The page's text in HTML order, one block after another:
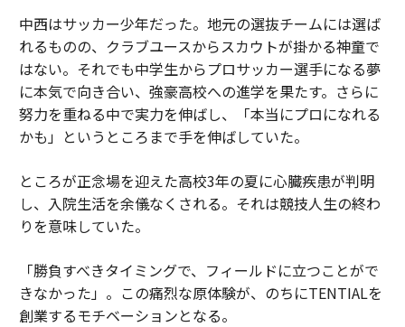
中西はサッカー少年だった。地元の選抜チームには選ば
れるものの、クラブユースからスカウトが掛かる神童で
はない。それでも中学生からプロサッカー選手になる夢
に本気で向き合い、強豪高校への進学を果たす。さらに
努力を重ねる中で実力を伸ばし、「本当にプロになれる
かも」というところまで手を伸ばしていた。
ところが正念場を迎えた高校3年の夏に心臓疾患が判明
し、入院生活を余儀なくされる。それは競技人生の終わ
りを意味していた。
「勝負すべきタイミングで、フィールドに立つことがで
きなかった」。この痛烈な原体験が、のちにTENTIALを
創業するモチベーションとなる。